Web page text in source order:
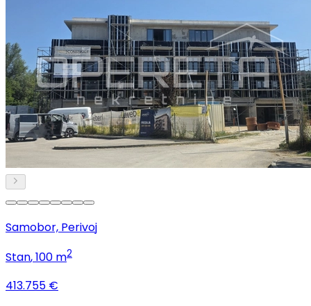
Samobor, Perivoj
Stan, 100 m2
413.755 €